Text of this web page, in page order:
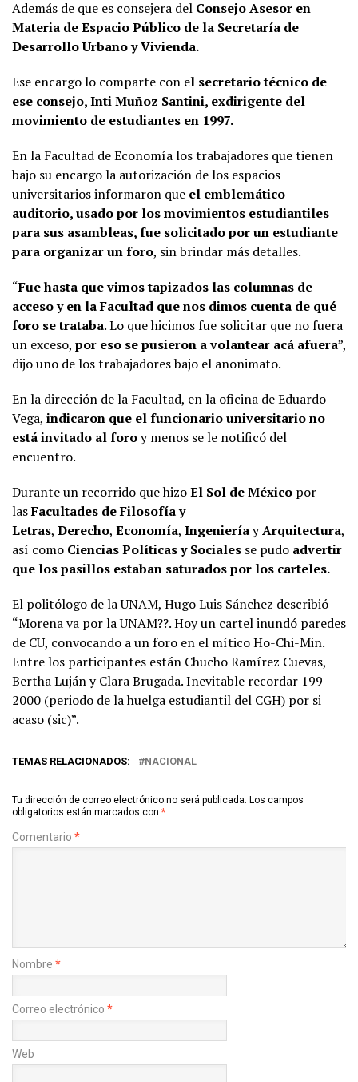
Además de que es consejera del Consejo Asesor en
Materia de Espacio Público de la Secretaría de
Desarrollo Urbano y Vivienda.
Ese encargo lo comparte con el secretario técnico de
ese consejo, Inti Muñoz Santini, exdirigente del
movimiento de estudiantes en 1997.
En la Facultad de Economía los trabajadores que tienen
bajo su encargo la autorización de los espacios
universitarios informaron que el emblemático
auditorio, usado por los movimientos estudiantiles
para sus asambleas, fue solicitado por un estudiante
para organizar un foro, sin brindar más detalles.
“Fue hasta que vimos tapizados las columnas de
acceso y en la Facultad que nos dimos cuenta de qué
foro se trataba. Lo que hicimos fue solicitar que no fuera
un exceso, por eso se pusieron a volantear acá afuera”,
dijo uno de los trabajadores bajo el anonimato.
En la dirección de la Facultad, en la oficina de Eduardo
Vega, indicaron que el funcionario universitario no
está invitado al foroy menos se le notificó del
encuentro.
Durante un recorrido que hizoEl Sol de México por
lasFacultades de Filosofía y
Letras, Derecho, Economía, IngenieríayArquitectura,
así como Ciencias Políticas y Sociales se pudo advertir
que los pasillos estaban saturados por los carteles.
El politólogo de la UNAM, Hugo Luis Sánchez describió
“Morena va por la UNAM??. Hoy un cartel inundó paredes
de CU, convocando a un foro en el mítico Ho-Chi-Min.
Entre los participantes están Chucho Ramírez Cuevas,
Bertha Luján y Clara Brugada. Inevitable recordar 199-
2000 (periodo de la huelga estudiantil del CGH) por si
acaso (sic)”.
TEMAS RELACIONADOS: NACIONAL
Tu dirección de correo electrónico no será publicada. Los campos
obligatorios están marcados con *
Comentario *
Nombre *
Correo electrónico *
Web